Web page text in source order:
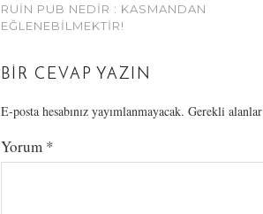
RUIN PUB NEDIR : KASMANDAN
EĞLENEBILMEKTIR!
BIR CEVAP YAZIN
E-posta hesabınız yayımlanmayacak. Gerekli alanlar
Yorum *